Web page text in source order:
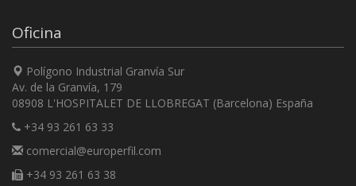
Oficina
Polígono Industrial Granvía Sur
Av. de la Granvía, 179
08908 L'HOSPITALET DE LLOBREGAT (Barcelona) España
+34 93 261 63 33
comercial@europerfil.com
+34 93 261 63 38